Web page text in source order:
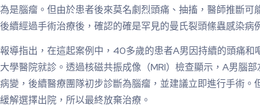
是腦瘤。但由於患者後來莫名劇烈頭痛、抽搐，醫師推斷可
續經過手術治療後，確認的確是罕見的曼氏裂頭絛蟲感染病
導指出，在這起案例中，40多歲的患者A男因持續的頭痛和
學醫院就診。透過核磁共振成像（MRI）檢查顯示，A男腦部
變，後續醫療團隊初步診斷為腦瘤，並建議立即進行手術。
解選擇出院，所以最終放棄治療。